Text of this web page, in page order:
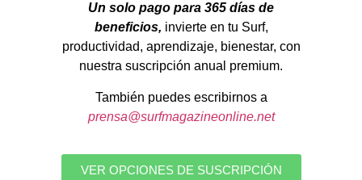
Un solo pago para 365 días de
beneficios, invierte en tu Surf,
productividad, aprendizaje, bienestar, con
nuestra suscripción anual premium.
También puedes escribirnos a
prensa@surfmagazineonline.net
VER OPCIONES DE SUSCRIPCIÓN